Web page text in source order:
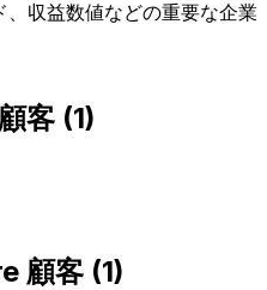
収益数値などの重要な企業
客 (1)
顧客 (1)